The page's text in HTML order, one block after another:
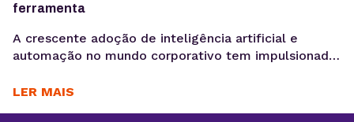
ferramenta
A crescente adoção de inteligência artificial e
automação no mundo corporativo tem impulsionado
coleta, análise e ativação de dados, exatamente o
LER MAIS